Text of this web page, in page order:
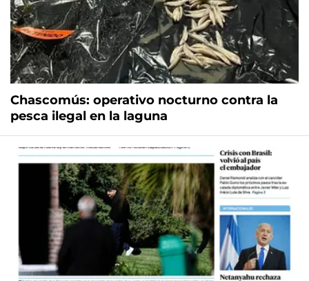
Chascomús: operativo nocturno contra la
pesca ilegal en la laguna